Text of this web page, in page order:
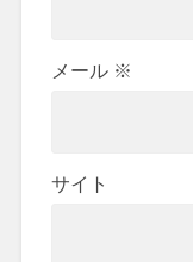
メール ※
サイト